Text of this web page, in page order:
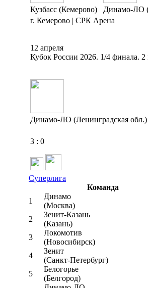
Кузбасс (Кемерово)
Динамо-ЛО
г. Кемерово | СРК Арена
12 апреля
Кубок России 2026. 1/4 финала. 2
Динамо-ЛО (Ленинградская обл.)
3 : 0
Суперлига
Команда
1
Динамо
(Москва)
2
Зенит-Казань
(Казань)
3
Локомотив
(Новосибирск)
4
Зенит
(Санкт-Петербург)
5
Белогорье
(Белгород)